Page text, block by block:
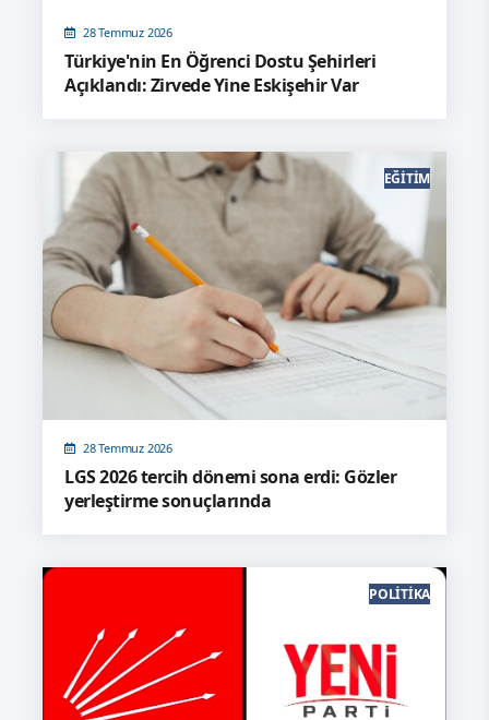
28 Temmuz 2026
Türkiye'nin En Öğrenci Dostu Şehirleri
Açıklandı: Zirvede Yine Eskişehir Var
28 Temmuz 2026
LGS 2026 tercih dönemi sona erdi: Gözler
yerleştirme sonuçlarında
EĞITIM
POLITIKA